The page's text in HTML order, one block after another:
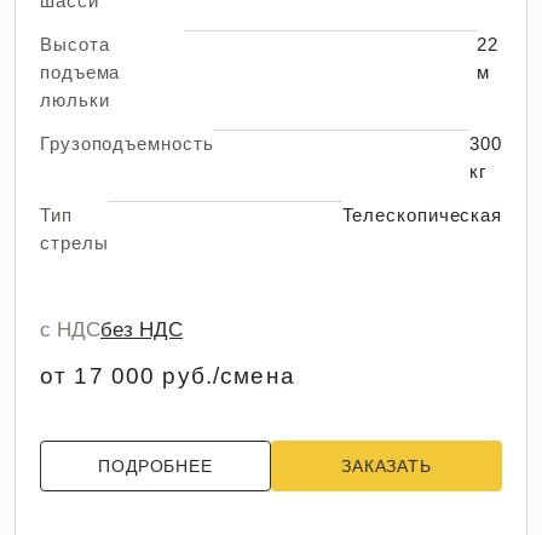
Высота
подъема
люльки
22
м
Грузоподъемность
300
кг
Тип
стрелы
Телескопическая
с НДСбез НДС
от 17 000 руб./смена
ПОДРОБНЕЕ ЗАКАЗАТЬ